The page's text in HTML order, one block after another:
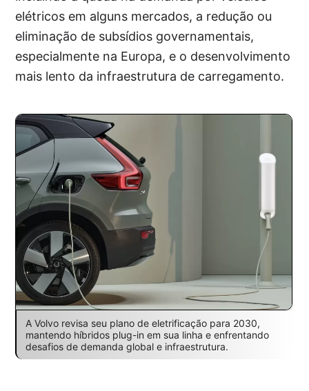
elétricos em alguns mercados, a redução ou
eliminação de subsídios governamentais,
especialmente na Europa, e o desenvolvimento
mais lento da infraestrutura de carregamento.
A Volvo revisa seu plano de eletrificação para 2030,
mantendo híbridos plug-in em sua linha e enfrentando
desafios de demanda global e infraestrutura.